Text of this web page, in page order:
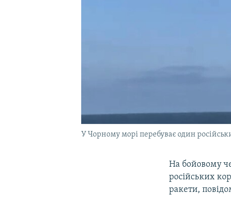
У Чорному морі перебуває один
На бойовому
російських
ракети,